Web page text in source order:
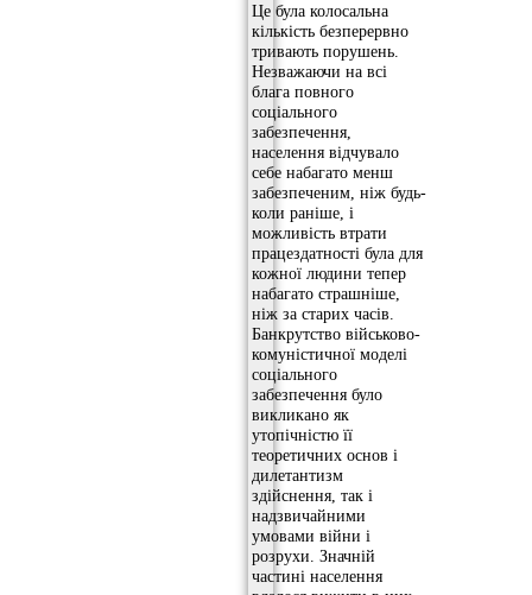
Це була колосальна
кількість безперервно
тривають порушень.
Незважаючи на всі
блага повного
соціального
забезпечення,
населення відчувало
себе набагато менш
забезпеченим, ніж будь-
коли раніше, і
можливість втрати
працездатності була для
кожної людини тепер
набагато страшніше,
ніж за старих часів.
Банкрутство військово-
комуністичної моделі
соціального
забезпечення було
викликано як
утопічністю її
теоретичних основ і
дилетантизм
здійснення, так і
надзвичайними
умовами війни і
розрухи. Значній
частині населення